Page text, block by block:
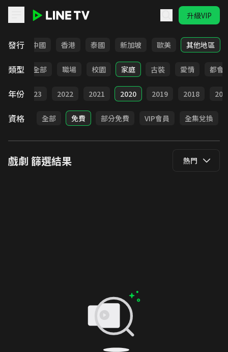
升級VIP
發行
韓國 中國 香港 泰國 新加坡 歐美 其他地區
類型 全部 職場 校園 家庭 古裝 愛情 都會
年份 2023 2022 2021 2020 2019 2018
資格 全部 免費 部分免費 VIP會員 全集兌換
戲劇 篩選結果 熱門